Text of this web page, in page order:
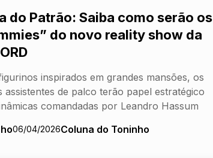
do Patrão: Saiba como serão os
do novo reality show da
inspirados em grandes mansões, os
assistentes de palco terão papel estratégico
comandadas por Leandro Hassum
06/04/2026Coluna do Toninho